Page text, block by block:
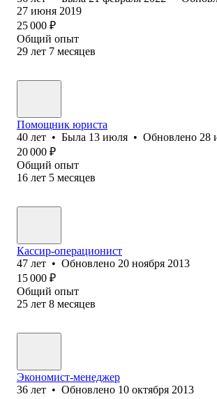
27 июня 2019
25 000 ₽
Общий опыт
29 лет 7 месяцев
Помощник юриста
40 лет • Была 13 июля • Обновлено 28
20 000 ₽
Общий опыт
16 лет 5 месяцев
Кассир-операционист
47 лет • Обновлено 20 ноября 2013
15 000 ₽
Общий опыт
25 лет 8 месяцев
Экономист-менеджер
36 лет • Обновлено 10 октября 2013